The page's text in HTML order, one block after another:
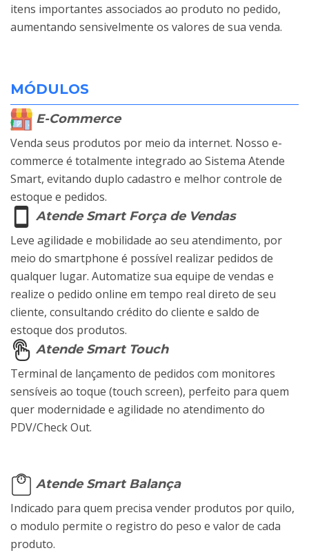
itens importantes associados ao produto no pedido,
aumentando sensivelmente os valores de sua venda.
MÓDULOS
E-Commerce
Venda seus produtos por meio da internet. Nosso e-
commerce é totalmente integrado ao Sistema Atende
Smart, evitando duplo cadastro e melhor controle de
estoque e pedidos.
Atende Smart Força de Vendas
Leve agilidade e mobilidade ao seu atendimento, por
meio do smartphone é possível realizar pedidos de
qualquer lugar. Automatize sua equipe de vendas e
realize o pedido online em tempo real direto de seu
cliente, consultando crédito do cliente e saldo de
estoque dos produtos.
Atende Smart Touch
Terminal de lançamento de pedidos com monitores
sensíveis ao toque (touch screen), perfeito para quem
quer modernidade e agilidade no atendimento do
PDV/Check Out.
Atende Smart Balança
Indicado para quem precisa vender produtos por quilo,
o modulo permite o registro do peso e valor de cada
produto.